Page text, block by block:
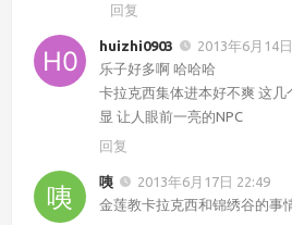
回复
huizhi0903
2013年6月14
乐子好多啊 哈哈哈
卡拉克西集体进本好不爽 这几
显 让人眼前一亮的NPC
回复
咦
2013年6月17日 22:49
金莲教卡拉克西和锦绣谷的